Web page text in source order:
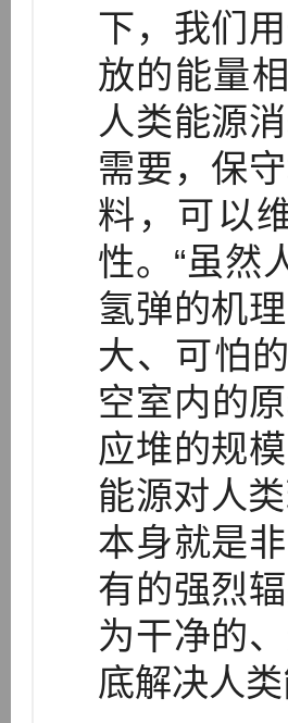
下，我们
放的能量
人类能源
需要，保
料，可以
性。“虽然
氢弹的机
大、可怕
空室内的
应堆的规
能源对人
本身就是
有的强烈
为干净的
底解决人